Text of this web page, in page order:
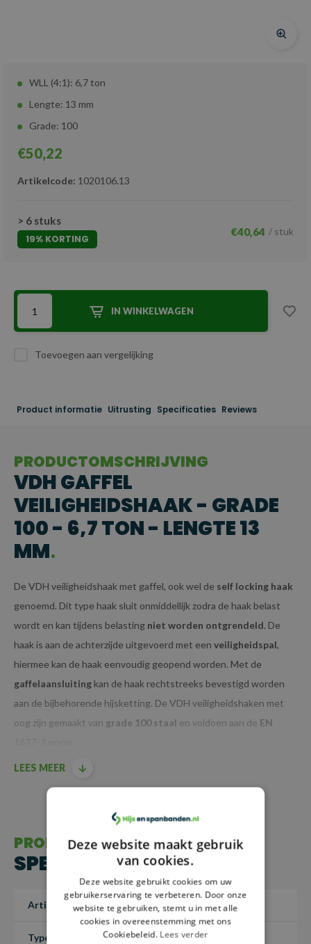
WLL (4:1): 6,7 ton
Lengte: 13 mm
Grade: 100
€50,22
Artikelcode: 1020106.13
> 6 stuks
19% KORTING
€40,64 / stuk
IN WINKELWAGEN
Toevoegen aan vergelijking
Product informatie Uitrusting Specificaties Reviews
PRODUCTOMSCHRIJVING
VDH GAFFEL
VEILIGHEIDSHAAK - GRADE
100 - 6,7 TON - LENGTE 13
MM
De VDH veiligheidshaak met gaffel, ook wel de self locking haak
genoemd. Dit type haak sluit onmiddellijk zodra de haak belast
wordt en kan tijdens belasting niet worden ontgrendeld. De
haak is aan de achterzijde uitgevoerd met een veiligheidspal,
hiermee kan de haak eenvoudig geopend worden. Met de
gaffelaansluitingkan de haak rechtstreeks bevestigd worden
aan de bijbehorende hijsketting. De VDH veiligheidshaken met
oog zijn gemaakt van grade 100 staal en voldoen aan de EN
Leverbaar inclusief bijbehorend
LEES MEER
PRODUCT
SPECIFICATIES
Artikelnummer 1020106.13
Type
Deze website maakt gebruik
van cookies.
Deze website gebruikt cookies om uw
gebruikerservaring te verbeteren. Door onze
website te gebruiken, stemt u in met alle
cookies in overeenstemming met ons
Cookiebeleid. Lees verder